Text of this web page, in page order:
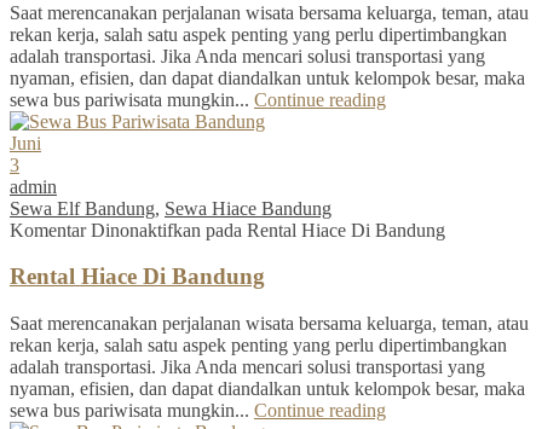
Saat merencanakan perjalanan wisata bersama keluarga, teman, atau
rekan kerja, salah satu aspek penting yang perlu dipertimbangkan
adalah transportasi. Jika Anda mencari solusi transportasi yang
nyaman, efisien, dan dapat diandalkan untuk kelompok besar, maka
sewa bus pariwisata mungkin... Continue reading
Juni
3
admin
Sewa Elf Bandung, Sewa Hiace Bandung
Komentar Dinonaktifkan pada Rental Hiace Di Bandung
Rental Hiace Di Bandung
Saat merencanakan perjalanan wisata bersama keluarga, teman, atau
rekan kerja, salah satu aspek penting yang perlu dipertimbangkan
adalah transportasi. Jika Anda mencari solusi transportasi yang
nyaman, efisien, dan dapat diandalkan untuk kelompok besar, maka
sewa bus pariwisata mungkin... Continue reading